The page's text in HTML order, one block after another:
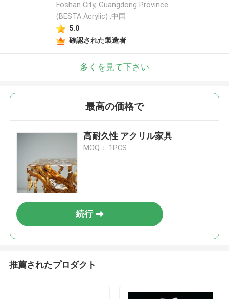
Foshan City, Guangdong Province
(BESTA Acrylic) ,中国
5.0
確認された製造者
多くを見て下さい
最高の価格で
高耐久性 アクリル家具
MOQ： 1PCS
続行
推薦されたプロダクト